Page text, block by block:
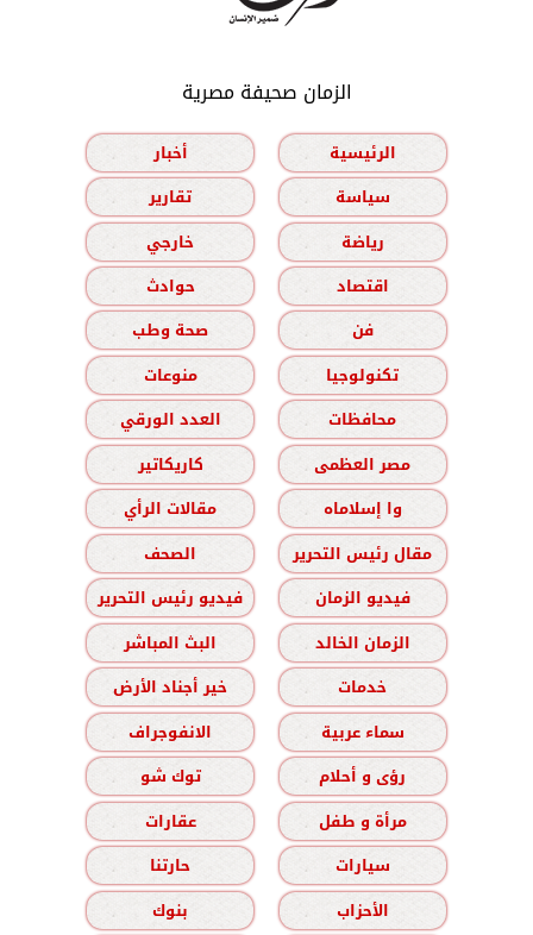
الزمان صحيفة مصرية
الرئيسية
أخبار
سياسة
تقارير
رياضة
خارجي
اقتصاد
حوادث
فن
صحة وطب
تكنولوجيا
منوعات
محافظات
العدد الورقي
مصر العظمى
كاريكاتير
وا إسلاماه
مقالات الرأي
مقال رئيس التحرير
الصحف
فيديو الزمان
فيديو رئيس التحرير
الزمان الخالد
البث المباشر
خدمات
خير أجناد الأرض
سماء عربية
الانفوجراف
رؤى و أحلام
توك شو
مرأة و طفل
عقارات
سيارات
حارتنا
الأحزاب
بنوك